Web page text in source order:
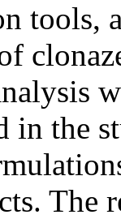
tools,
in the
The